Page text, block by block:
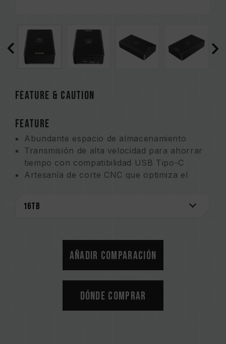
FEATURE & CAUTION
FEATURE
Abundante espacio de almacenamiento
Transmisión de alta velocidad para ahorrar
tiempo con compatibilidad USB Tipo-C
Artesanía de corte CNC que optimiza el
aluminio y grafeno
Patentes de etiquetas de grafeno para la
disipación de calor:
Patente de utilidad de China (No.: CN
Añadir comparación
Dónde comprar